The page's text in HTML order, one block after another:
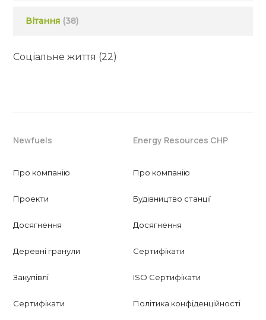
Вітання (38)
Соціальне життя (22)
Newfuels
Про компанію
Проекти
Досягнення
Деревні гранули
Закупівлі
Сертифікати
Energy Resources CHP
Про компанію
Будівництво станції
Досягнення
Сертифікати
ISO Сертифікати
Політика конфіденційності